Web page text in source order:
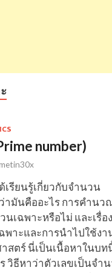
number)
รียนรู้เกี่ยวกับจำนวน
ามันคืออะไร การคำนว
เฉพาะหรือไม่ และเรื่อง
พาะและการนำไปใช้งา
สตร์ นี่เป็นเนื้อหาในบท
วิธีหาว่าตัวเลขเป็นจํา